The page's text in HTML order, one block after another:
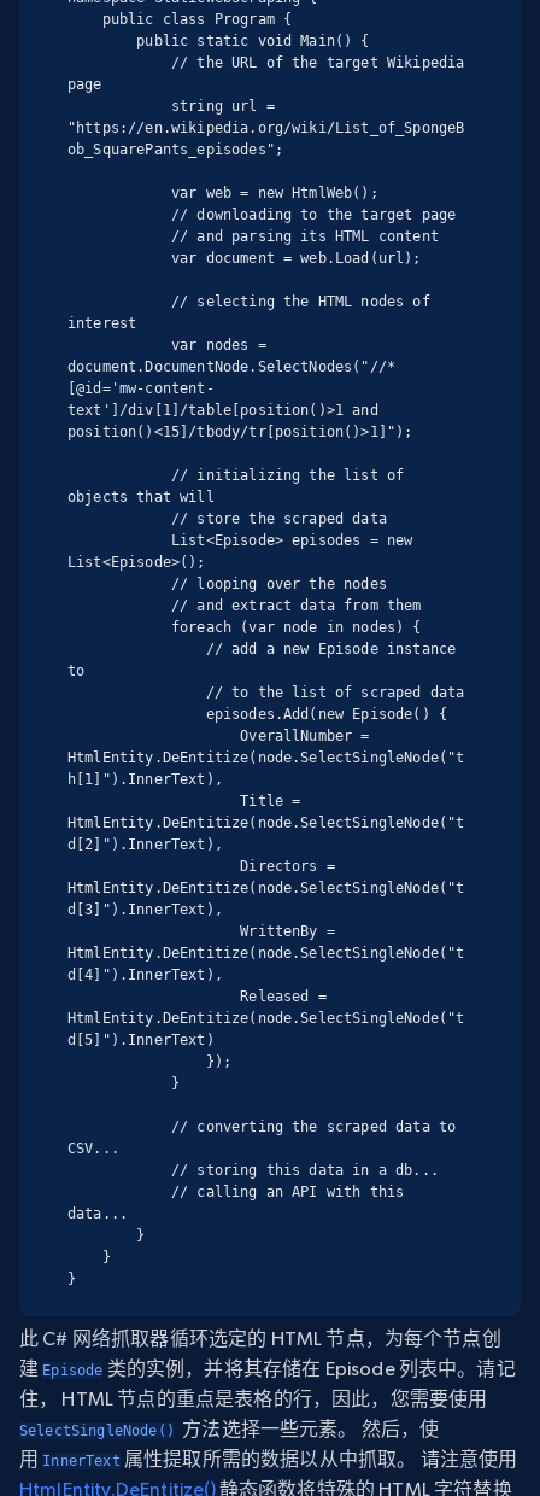
page
"https://en.wikipedia.org/wiki/List_of_SpongeB
ob_SquarePants_episodes";
interest
document.DocumentNode.SelectNodes("//*
[@id='mw-content-
text']/div[1]/table[position()>1 and
position()<15]/tbody/tr[position()>1]");
objects that will
List<Episode>();
to
                    OverallNumber =
HtmlEntity.DeEntitize(node.SelectSingleNode("t
h[1]").InnerText),
                    Title =
HtmlEntity.DeEntitize(node.SelectSingleNode("t
d[2]").InnerText),
HtmlEntity.DeEntitize(node.SelectSingleNode("t
d[3]").InnerText),
                    WrittenBy =
HtmlEntity.DeEntitize(node.SelectSingleNode("t
d[4]").InnerText),
HtmlEntity.DeEntitize(node.SelectSingleNode("t
d[5]").InnerText)
CSV...
data...
}
此 C# 网络抓取器循环选定的 HTML 节点，为每个节点创
建 Episode 类的实例，并将其存储在 Episode 列表中。请记
住， HTML 节点的重点是表格的行，因此，您需要使用
SelectSingleNode()
方法选择一些元素。 然后，使
用 InnerText属性提取所需的数据以从中抓取。 请注意使用
HtmlEntity.DeEntitize()静态函数将特殊的 HTML 字符替换